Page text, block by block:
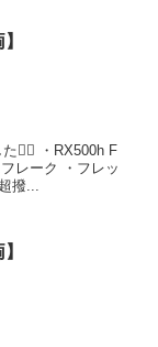
🙇‍♂️ ・RX500h F
レーク ・フレッ
撥...